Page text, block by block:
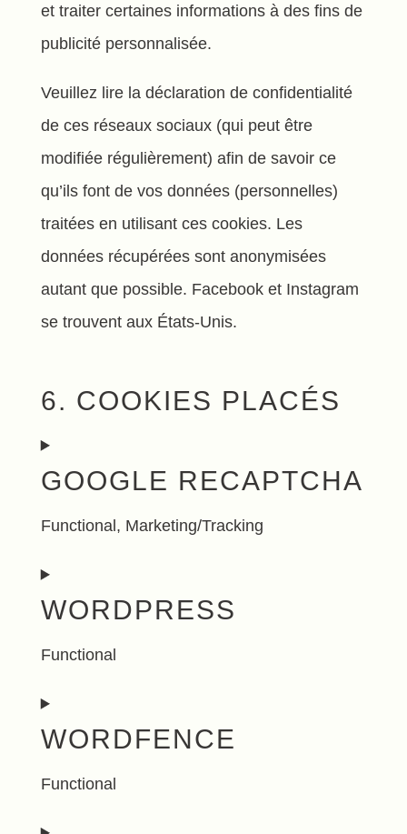
et traiter certaines informations à des fins de
publicité personnalisée.
Veuillez lire la déclaration de confidentialité
de ces réseaux sociaux (qui peut être
modifiée régulièrement) afin de savoir ce
qu’ils font de vos données (personnelles)
traitées en utilisant ces cookies. Les
données récupérées sont anonymisées
autant que possible. Facebook et Instagram
se trouvent aux États-Unis.
6. COOKIES PLACÉS
GOOGLE RECAPTCHA
Functional, Marketing/Tracking
Consent
to
recaptcha
WORDPRESS
Functional
Consent
to
WORDFENCE
Functional